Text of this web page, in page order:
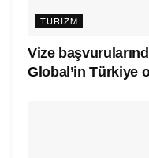
TURIZM
Vize
Global’in Türkiye